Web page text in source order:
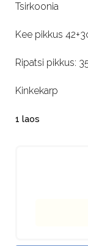
Tsirkoonia
Kee pikkus
Ripatsi pikkus:
Kinkekarp
1 laos